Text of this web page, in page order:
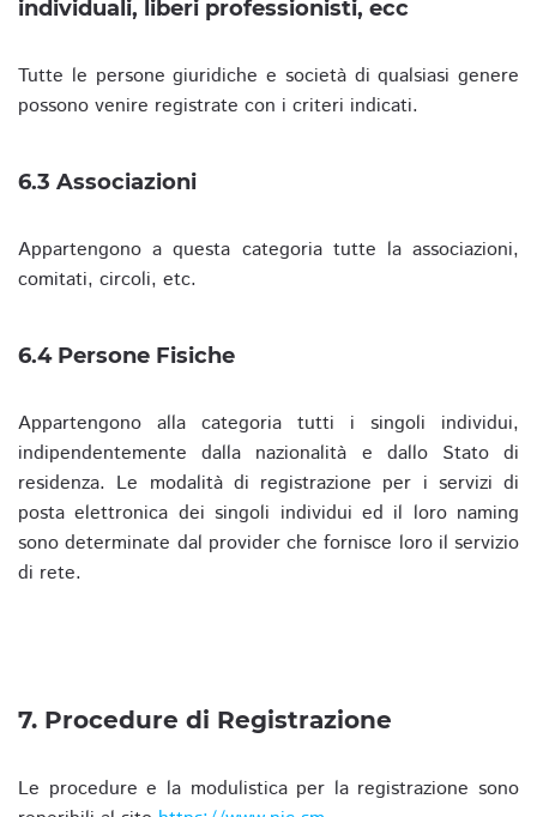
individuali, liberi professionisti, ecc
Tutte le persone giuridiche e società di qualsiasi genere
possono venire registrate con i criteri indicati.
6.3 Associazioni
Appartengono a questa categoria tutte la associazioni,
comitati, circoli, etc.
6.4 Persone Fisiche
Appartengono alla categoria tutti i singoli individui,
indipendentemente dalla nazionalità e dallo Stato di
residenza. Le modalità di registrazione per i servizi di
posta elettronica dei singoli individui ed il loro naming
sono determinate dal provider che fornisce loro il servizio
di rete.
7. Procedure di Registrazione
Le procedure e la modulistica per la registrazione sono